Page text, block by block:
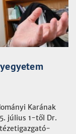
Karának
július 1-től Dr.